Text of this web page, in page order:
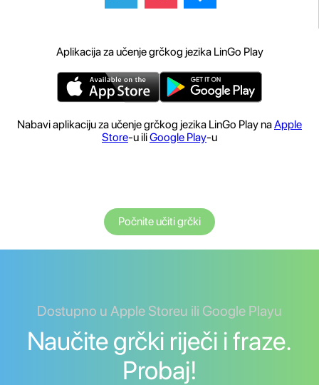
Aplikacija za učenje grčkog jezika LinGo Play
Nabavi aplikaciju za učenje grčkog jezika LinGo Play naApple
Store-u iliGoogle Play-u
Počnite učiti grčki
Dostupno u Apple Storeu ili Google Playu
Naučite grčki riječi i fraze.
Probaj!